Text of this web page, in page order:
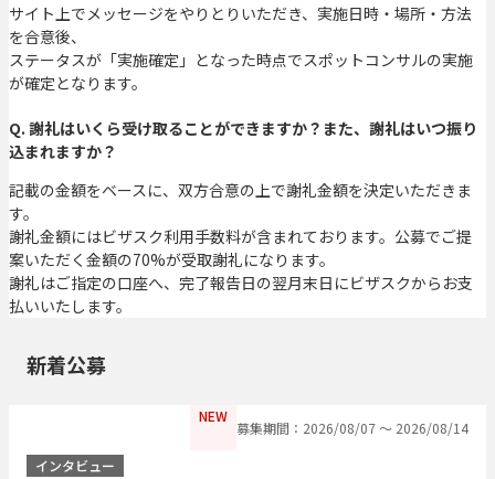
サイト上でメッセージをやりとりいただき、実施日時・場所・方法
を合意後、
ステータスが「実施確定」となった時点でスポットコンサルの実施
が確定となります。
Q. 謝礼はいくら受け取ることができますか？また、謝礼はいつ振り
込まれますか？
記載の金額をベースに、双方合意の上で謝礼金額を決定いただきま
す。
謝礼金額にはビザスク利用手数料が含まれております。公募でご提
案いただく金額の70%が受取謝礼になります。
謝礼はご指定の口座へ、完了報告日の翌月末日にビザスクからお支
払いいたします。
新着公募
NEW
募集期間：2026/08/07 〜 2026/08/14
インタビュー